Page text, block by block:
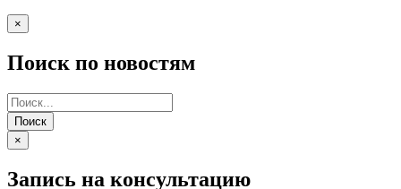
×
Поиск по новостям
Поиск
×
Запись на консультацию